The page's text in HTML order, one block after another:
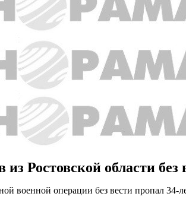
Ростовской области
военной операции без вести пропал